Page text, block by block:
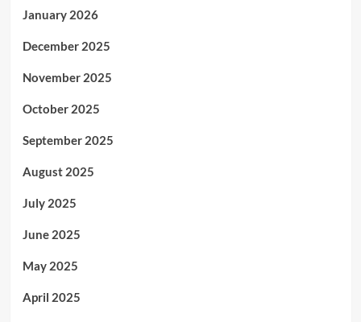
January 2026
December 2025
November 2025
October 2025
September 2025
August 2025
July 2025
June 2025
May 2025
April 2025